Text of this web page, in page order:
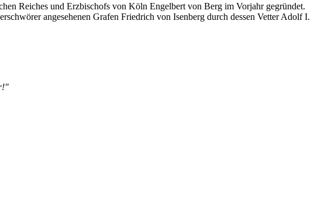
Reiches und Erzbischofs von Köln Engelbert von Berg im Vorjahr gegründet.
angesehenen Grafen Friedrich von Isenberg durch dessen Vetter Adolf I.